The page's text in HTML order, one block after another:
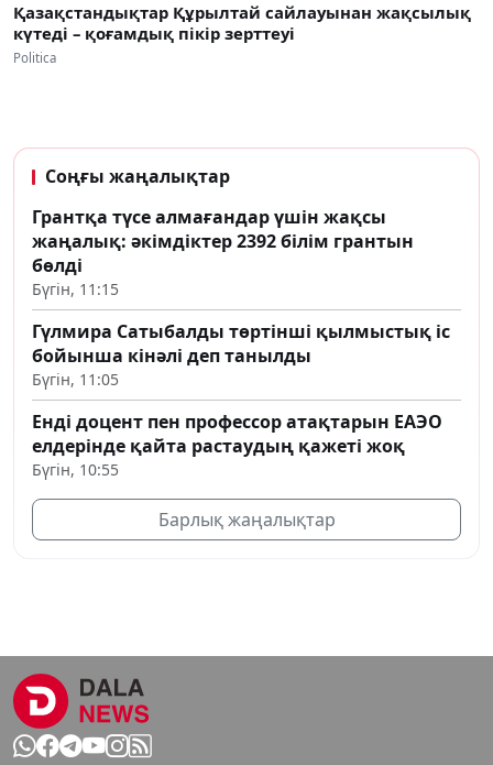
Қазақстандықтар Құрылтай сайлауынан жақсылық
күтеді – қоғамдық пікір зерттеуі
Politica
Соңғы жаңалықтар
Грантқа түсе алмағандар үшін жақсы
жаңалық: әкімдіктер 2392 білім грантын
бөлді
Бүгін, 11:15
Гүлмира Сатыбалды төртінші қылмыстық іс
бойынша кінәлі деп танылды
Бүгін, 11:05
Енді доцент пен профессор атақтарын ЕАЭО
елдерінде қайта растаудың қажеті жоқ
Бүгін, 10:55
Барлық жаңалықтар